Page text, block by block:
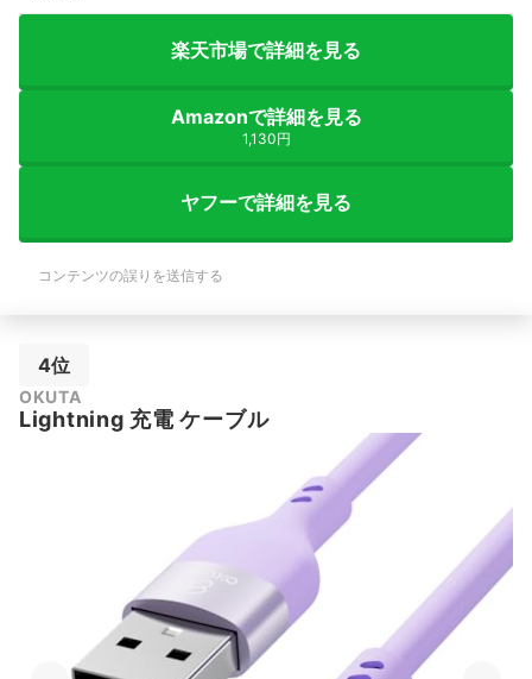
楽天市場で詳細を見る
Amazonで詳細を見る
1,130円
ヤフーで詳細を見る
コンテンツの誤りを送信する
4位
OKUTA
Lightning 充電 ケーブル